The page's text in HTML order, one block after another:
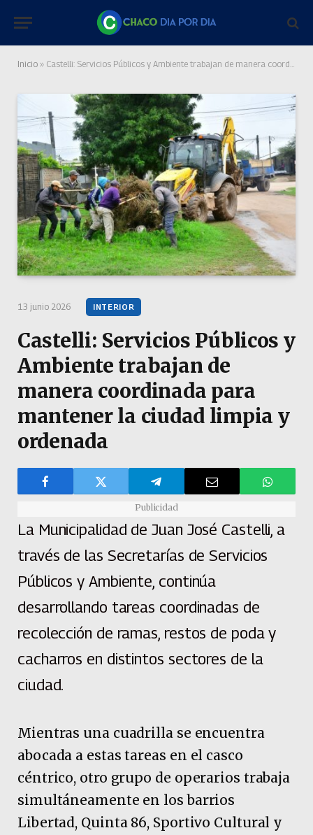
Inicio » Castelli: Servicios Públicos y Ambiente trabajan de manera coordinada para mantener la ciudad limpia y ordenada
13 junio 2026 INTERIOR
Castelli: Servicios Públicos y
Ambiente trabajan de
manera coordinada para
mantener la ciudad limpia y
ordenada
Publicidad
La Municipalidad de Juan José Castelli, a
través de las Secretarías de Servicios
Públicos y Ambiente, continúa
desarrollando tareas coordinadas de
recolección de ramas, restos de poda y
cacharros en distintos sectores de la
ciudad.
Mientras una cuadrilla se encuentra
abocada a estas tareas en el casco
céntrico, otro grupo de operarios trabaja
simultáneamente en los barrios
Libertad, Quinta 86, Sportivo Cultural y